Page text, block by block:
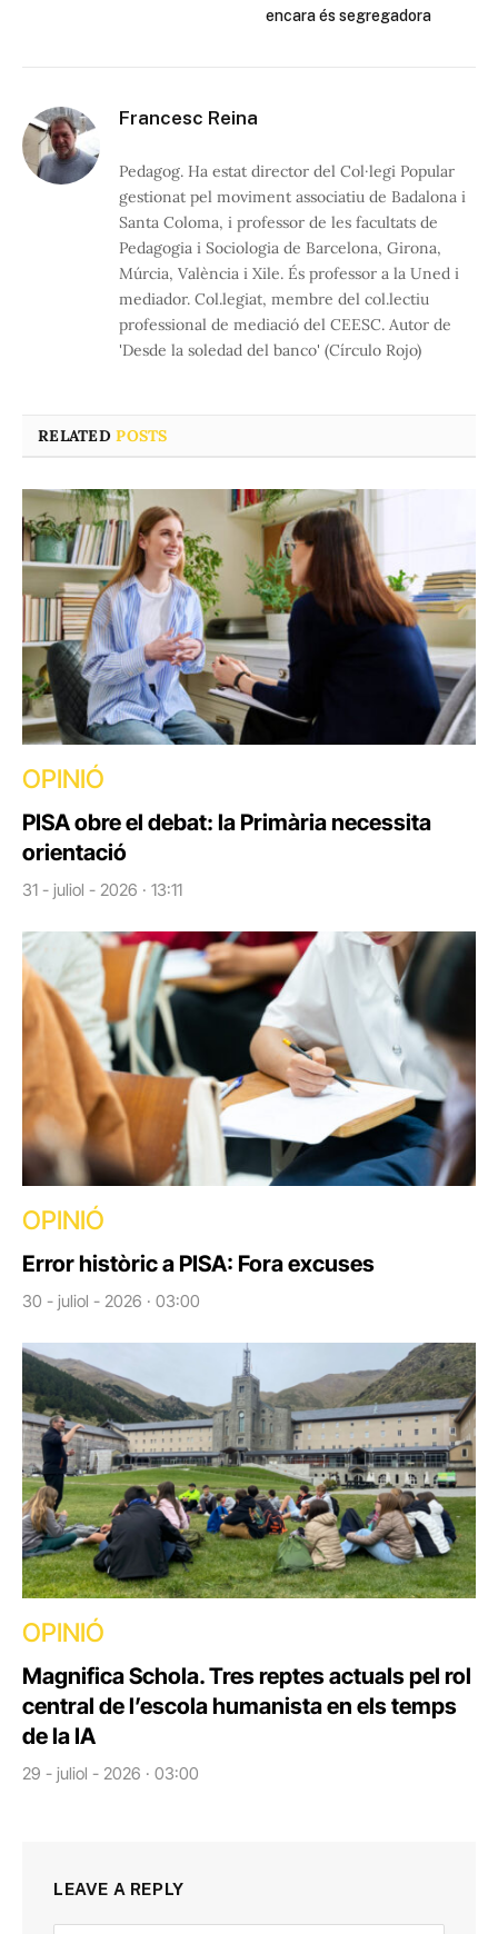
encara és segregadora
Francesc Reina
Pedagog. Ha estat director del Col·legi Popular
gestionat pel moviment associatiu de Badalona i
Santa Coloma, i professor de les facultats de
Pedagogia i Sociologia de Barcelona, Girona,
Múrcia, València i Xile. És professor a la Uned i
mediador. Col.legiat, membre del col.lectiu
professional de mediació del CEESC. Autor de
'Desde la soledad del banco' (Círculo Rojo)
RELATEDPOSTS
OPINIÓ
PISA obre el debat: la Primària necessita
orientació
31 - juliol - 2026 · 13:11
OPINIÓ
Error històric a PISA: Fora excuses
30 - juliol - 2026 · 03:00
OPINIÓ
Magnifica Schola. Tres reptes actuals pel rol
central de l’escola humanista en els temps
de la IA
29 - juliol - 2026 · 03:00
LEAVE A REPLY